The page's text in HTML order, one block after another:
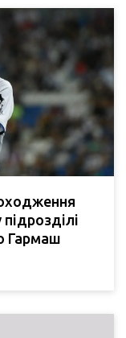
Гармаш